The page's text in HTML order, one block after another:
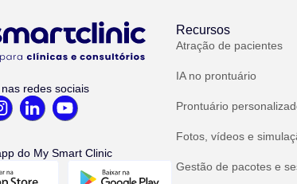
redes sociais
do My Smart Clinic
Recursos
Atração de pacientes
IA no prontuário
Prontuário
Fotos, vídeos e
Gestão de pacotes e